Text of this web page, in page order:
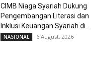
CIMB Niaga Syariah Dukung
Pengembangan Literasi dan
Inklusi Keuangan Syariah di...
NASIONAL 6 August, 2026